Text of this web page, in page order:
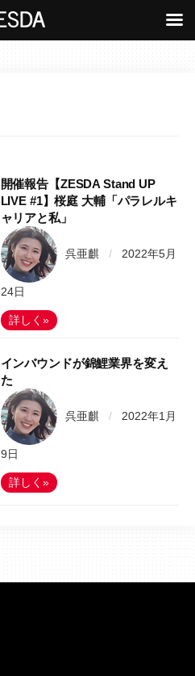
開催報告【ZESDA Stand UP
LIVE #1】桜庭 大輔「パラレルキ
ャリアと私」
呉亜麒 / 2022年5月
24日
詳しく»
インバウンドが錦鯉業界を変え
た
呉亜麒 / 2022年1月
9日
詳しく»